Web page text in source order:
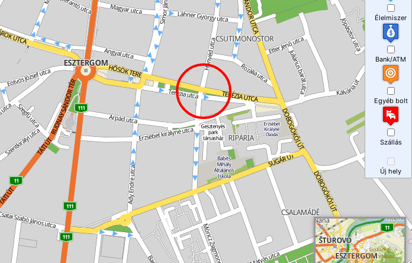
Élelmiszer
Bank/ATM
Egyéb bolt
Szállás
Új hely